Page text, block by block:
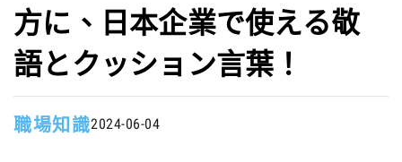
方に、日本企業で使える敬
語とクッション言葉！
職場知識2024-06-04